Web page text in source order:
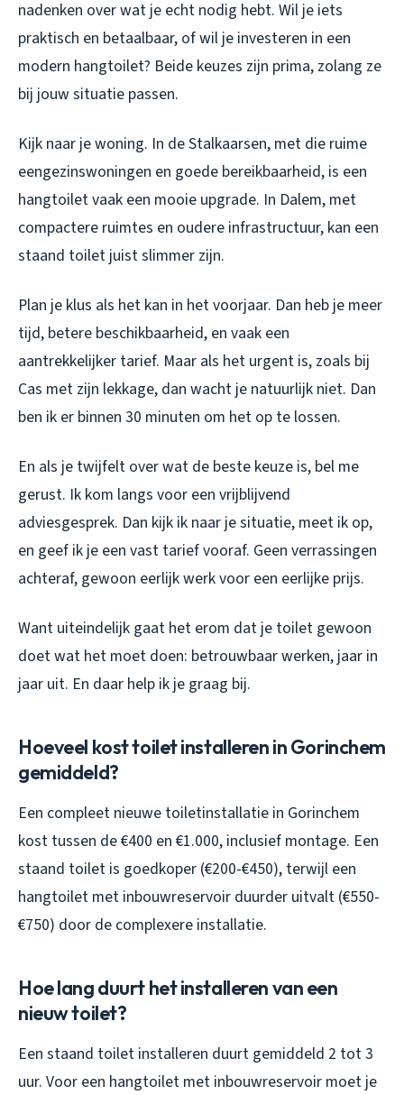
nadenken over wat je echt nodig hebt. Wil je iets
praktisch en betaalbaar, of wil je investeren in een
modern hangtoilet? Beide keuzes zijn prima, zolang ze
bij jouw situatie passen.
Kijk naar je woning. In de Stalkaarsen, met die ruime
eengezinswoningen en goede bereikbaarheid, is een
hangtoilet vaak een mooie upgrade. In Dalem, met
compactere ruimtes en oudere infrastructuur, kan een
staand toilet juist slimmer zijn.
Plan je klus als het kan in het voorjaar. Dan heb je meer
tijd, betere beschikbaarheid, en vaak een
aantrekkelijker tarief. Maar als het urgent is, zoals bij
Cas met zijn lekkage, dan wacht je natuurlijk niet. Dan
ben ik er binnen 30 minuten om het op te lossen.
En als je twijfelt over wat de beste keuze is, bel me
gerust. Ik kom langs voor een vrijblijvend
adviesgesprek. Dan kijk ik naar je situatie, meet ik op,
en geef ik je een vast tarief vooraf. Geen verrassingen
achteraf, gewoon eerlijk werk voor een eerlijke prijs.
Want uiteindelijk gaat het erom dat je toilet gewoon
doet wat het moet doen: betrouwbaar werken, jaar in
jaar uit. En daar help ik je graag bij.
Hoeveel kost toilet installeren in Gorinchem
gemiddeld?
Een compleet nieuwe toiletinstallatie in Gorinchem
kost tussen de €400 en €1.000, inclusief montage. Een
staand toilet is goedkoper (€200-€450), terwijl een
hangtoilet met inbouwreservoir duurder uitvalt (€550-
€750) door de complexere installatie.
Hoe lang duurt het installeren van een
nieuw toilet?
Een staand toilet installeren duurt gemiddeld 2 tot 3
uur. Voor een hangtoilet met inbouwreservoir moet je